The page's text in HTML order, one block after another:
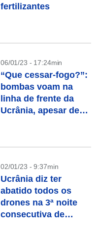
fertilizantes
06/01/23 - 17:24min
“Que cessar-fogo?”:
bombas voam na
linha de frente da
Ucrânia, apesar de
02/01/23 - 9:37min
Ucrânia diz ter
abatido todos os
drones na 3ª noite
consecutiva de